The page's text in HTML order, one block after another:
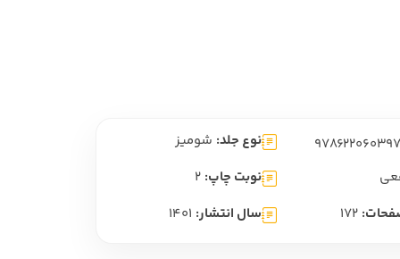
فارسی
متون کهن
نوع جلد: شومیز
نوبت چاپ: 2
172 سال انتشار: 1401